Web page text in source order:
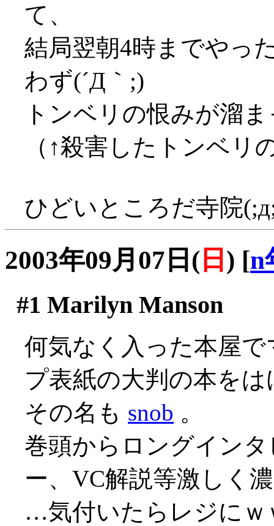
て、
結局翌朝4時までやっ
わず(´Д｀;)
トンベリの恨みが溜
（↑殺害したトンベリ
ひどいところだ寺院
2003年09月07日( 日 ) [n
#1 Marilyn Manson
何気なく入った本屋
プ表紙の大判の本を
その名も snob 。
巻頭からロングイン
ー、VC解説等激しく
…気付いたらレジにｗ